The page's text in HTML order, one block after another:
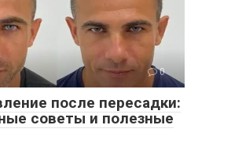
0
после пересадки:
советы и полезные